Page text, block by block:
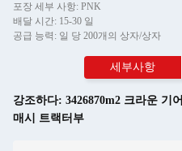
포장 세부 사항: PNK
배달 시간: 15-30 일
공급 능력: 일 당 200개의 상자/상자
세부사항
강조하다: 3426870m2 크라운 기어
매시 트랙터부